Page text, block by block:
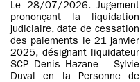
Le 28/07/2026. Jugement
prononçant la liquidation
judiciaire, date de cessation
des paiements le 21 janvier
2025, désignant liquidateur
SCP Denis Hazane – Sylvie
Duval en la Personne de